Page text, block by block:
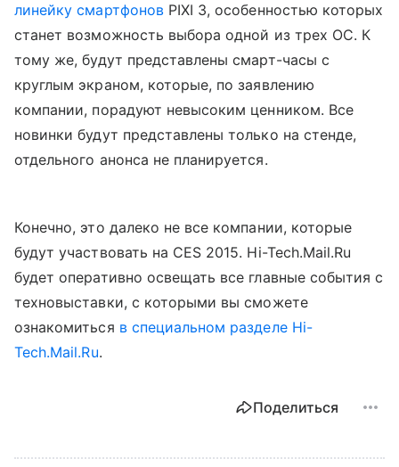
линейку смартфоновPIXI 3, особенностью которых
станет возможность выбора одной из трех ОС. К
тому же, будут представлены смарт-часы с
круглым экраном, которые, по заявлению
компании, порадуют невысоким ценником. Все
новинки будут представлены только на стенде,
отдельного анонса не планируется.
Конечно, это далеко не все компании, которые
будут участвовать на CES 2015. Hi-Tech.Mаil.Ru
будет оперативно освещать все главные события с
техновыставки, с которыми вы сможете
ознакомиться в специальном разделе Hi-
Tech.Mail.Ru.
Поделиться